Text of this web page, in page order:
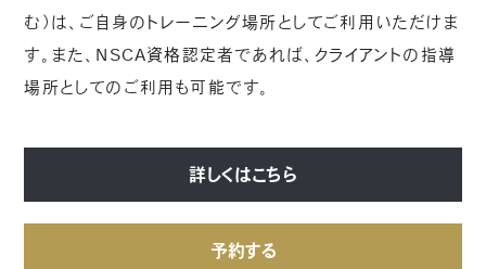
む）は、ご自身のトレーニング場所としてご利用いただけま
す。また、NSCA資格認定者であれば、クライアントの指導
場所としてのご利用も可能です。
詳しくはこちら
予約する